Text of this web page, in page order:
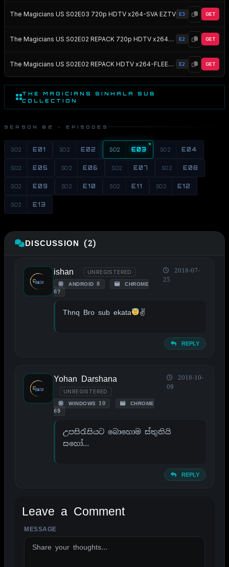
The Magicians US S02E03 720p HDTV x264-SVA EZTV E3 GET
The Magicians US S02E02 REPACK 720p HDTV x264-FLEET EZTV E2 GET
The Magicians US S02E02 REPACK HDTV x264-FLEET EZTV E2 GET
THE MAGICIANS SINHALA SUB
COLLECTION
SEASON 02 · EPISODES
S02 E01 S02 E02 S02 E03 S02 E04
S02 E05 S02 E06 S02 E07 S02 E08
S02 E09 S02 E10 S02 E11 S02 E12
S02 E13
DISCUSSION (2)
ishan UNREGISTERED
ANDROID 8
CHROME
67
2018-07-
25
Thnq Bro sub ekata ✌
REPLY
Yohan Darshana
UNREGISTERED
WINDOWS 10
CHROME
69
2018-10-
09
උපසිරැසියට බොහොම ස්තුතියි
සහෝ…
REPLY
Leave a Comment
MESSAGE
ALTERNATIVE: